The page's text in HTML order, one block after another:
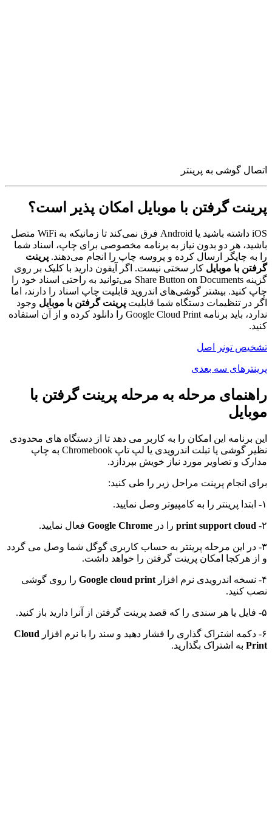
اتصال گوشی به پرینتر
پرینت گرفتن با موبایل امکان پذیر است؟
iOS داشته باشید یا Android فرق نمی‌کند تا زمانیکه به WiFi متصل
باشید، هر دو بدون نیاز به برنامه مخصوصی برای چاپ، اسناد شما
را به چاپگر ارسال کرده و پروسه چاپ را انجام می‌دهند. پرینت
گرفتن با موبایل کار سختی نیست. اگر آیفون دارید با کلیک بر روی
گزینه Share Button on Documents می‌توانید به راحتی اسناد خود را
چاپ کنید. بیشتر گوشی‌های اندروید قابلیت چاپ اسناد را دارند، اما
اگر در تنظیمات دستگاه شما قابلیت پرینت گرفتن با موبایل وجود
ندارد، باید برنامه Google Cloud Print را دانلود کرده و از آن استفاده
کنید.
تشخیص تونر اصل
پرینترهای سه بعدی
راهنمای مرحله به مرحله پرینت گرفتن با
موبایل
این برنامه این امکان را به کاربر می دهد تا از دستگاه های محدودی
نظیر گوشی یا تبلت اندرویدی یا لپ تاپ Chromebook به چاپ
مدارک و تصاویر مورد نیاز خویش بپردازد.
برای انجام پرینت مراحل زیر را طی کنید:
۱- ابتدا پرینتر را به کامپیوتر وصل نمایید.
۲- را در Google Chrome فعال نمایید.
۳- در این مرحله پرینتر به حساب کاربری گوگل شما وصل می گردد
و از هرکجا امکان پرینت گرفتن را خواهد داشت.
۴- نسخه اندرویدی نرم افزار Google cloud print را روی گوشی
نصب کنید.
۵- فایل یا هر سندی را که قصد پرینت گرفتن از آنرا دارید باز کنید.
۶- دکمه اشتراک گذاری را فشار دهید و سند را با نرم افزار
Cloud
Print به اشتراک بگذارید.